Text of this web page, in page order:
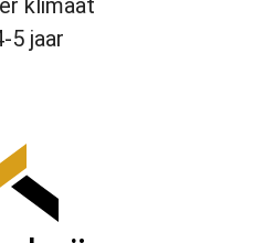
klimaat
5 jaar